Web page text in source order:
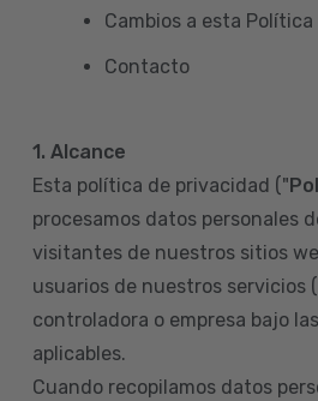
Cambios a esta Política
Contacto
1. Alcance
Esta política de privacidad ("
procesamos datos personales
visitantes de nuestros sitios
usuarios de nuestros servicios
controladora o empresa bajo
aplicables.
Cuando recopilamos datos